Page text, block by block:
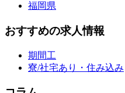
福岡県
おすすめの求人情報
期間工
寮/社宅あり・住み込み